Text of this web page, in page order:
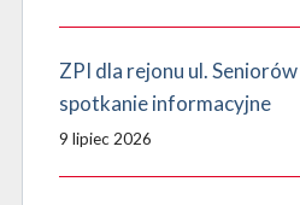
ZPI dla rejonu ul.
spotkanie informacyjne
9 lipiec 2026